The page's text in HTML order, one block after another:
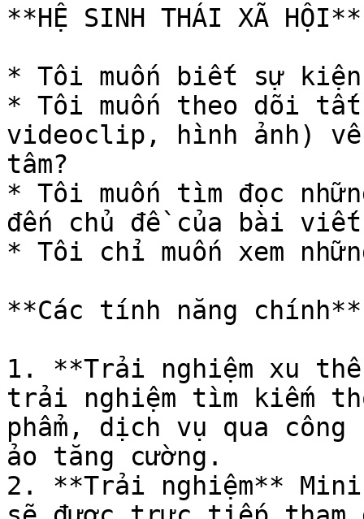
**HỆ SINH THÁI XÃ HỘI**
* Tôi muốn biết sự
* Tôi muốn theo dõi
videoclip, hình ảnh) về
tâm?
* Tôi muốn tìm đọc
đến chủ đề của bài
* Tôi chỉ muốn xem
**Các tính năng chính**
1. **Trải nghiệm xu
trải nghiệm tìm kiếm
phẩm, dịch vụ qua
ảo tăng cường.
2. **Trải nghiệm** Mini